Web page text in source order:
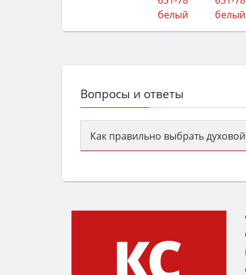
Вопросы и ответы
Как правильно выбрать
семьи, класс